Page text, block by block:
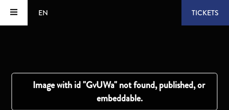
EN TICKETS